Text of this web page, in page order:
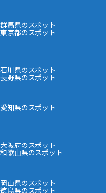
群馬県のスポット
東京都のスポット
石川県のスポット
長野県のスポット
愛知県のスポット
大阪府のスポット
和歌山県のスポット
岡山県のスポット
徳島県のスポット